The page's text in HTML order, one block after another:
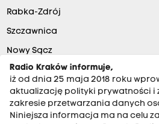
Rabka-Zdrój
Szczawnica
Nowy Sącz
Radio Kraków informuje,
iż od dnia 25 maja 2018 roku
aktualizację polityki prywatności i
zakresie przetwarzania danych
Niniejsza informacja ma na celu